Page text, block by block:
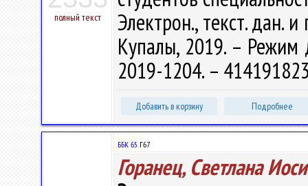
полный текст
Электрон., текст. дан.
Купалы, 2019. – Режим
2019-1204. –
Добавить в корзину Подробнее
ББК 65.Г67
Горанец, Светлана